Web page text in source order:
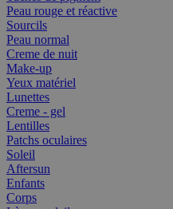
Peau rouge et réactive
Sourcils
Peau normal
Creme de nuit
Make-up
Yeux matériel
Lunettes
Creme - gel
Lentilles
Patchs oculaires
Soleil
Aftersun
Enfants
Corps